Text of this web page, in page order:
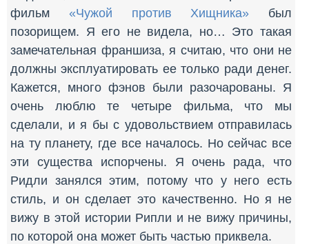
фильм «Чужой против Хищника» был
позорищем. Я его не видела, но… Это такая
замечательная франшиза, я считаю, что они не
должны эксплуатировать ее только ради денег.
Кажется, много фэнов были разочарованы. Я
очень люблю те четыре фильма, что мы
сделали, и я бы с удовольствием отправилась
на ту планету, где все началось. Но сейчас все
эти существа испорчены. Я очень рада, что
Ридли занялся этим, потому что у него есть
стиль, и он сделает это качественно. Но я не
вижу в этой истории Рипли и не вижу причины,
по которой она может быть частью приквела.